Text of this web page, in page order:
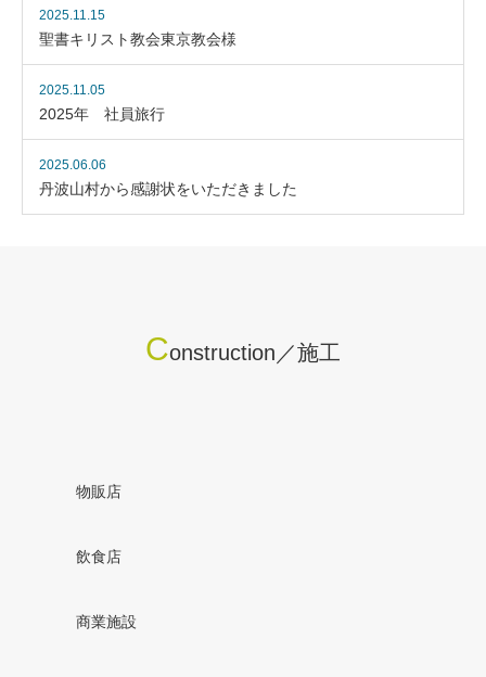
2025.11.15
聖書キリスト教会東京教会様
2025.11.05
2025年 社員旅行
2025.06.06
丹波山村から感謝状をいただきました
Construction／施工
物販店
飲食店
商業施設